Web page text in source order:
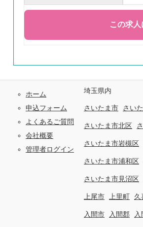
ホーム
申込フォーム
よくあるご質問
会社概要
管理者ログイン
埼玉県内
さいたま市 さい
さいたま市北区
さいたま市岩槻区
さいたま市浦和区
さいたま市見沼区
上尾市 上里町 久
入間市 入間郡